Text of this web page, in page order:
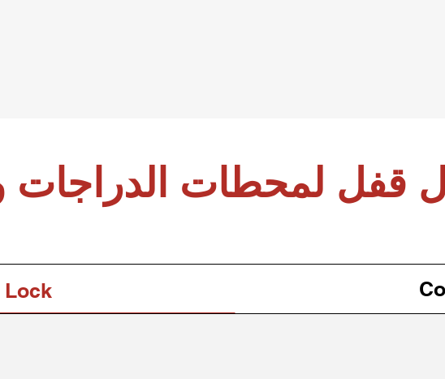
قفل لمحطات الدراجات
Lock